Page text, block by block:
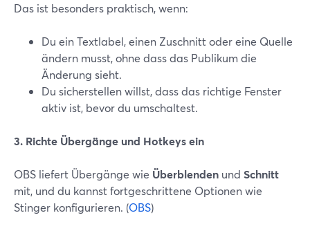
Das ist besonders praktisch, wenn:
Du ein Textlabel, einen Zuschnitt oder eine Quelle
ändern musst, ohne dass das Publikum die
Änderung sieht.
Du sicherstellen willst, dass das richtige Fenster
aktiv ist, bevor du umschaltest.
3. Richte Übergänge und Hotkeys ein
OBS liefert Übergänge wie Überblenden und Schnitt
mit, und du kannst fortgeschrittene Optionen wie
Stinger konfigurieren. (OBS)